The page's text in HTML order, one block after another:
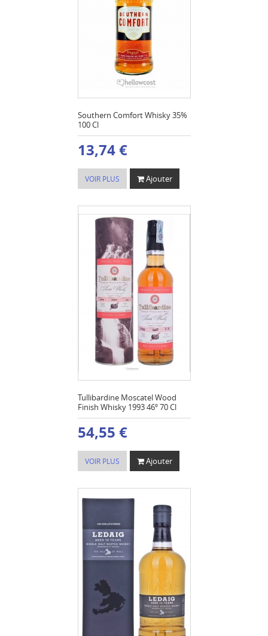
Southern Comfort Whisky 35%
100 Cl
13,74 €
VOIR PLUS Ajouter
Tullibardine Moscatel Wood
Finish Whisky 1993 46º 70 Cl
54,55 €
VOIR PLUS Ajouter